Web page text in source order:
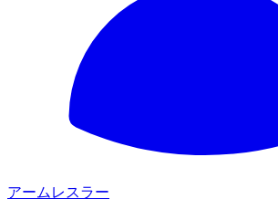
アームレスラー